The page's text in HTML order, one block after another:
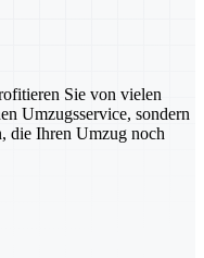
Sie von vielen
Umzugsservice, sondern
die Ihren Umzug noch